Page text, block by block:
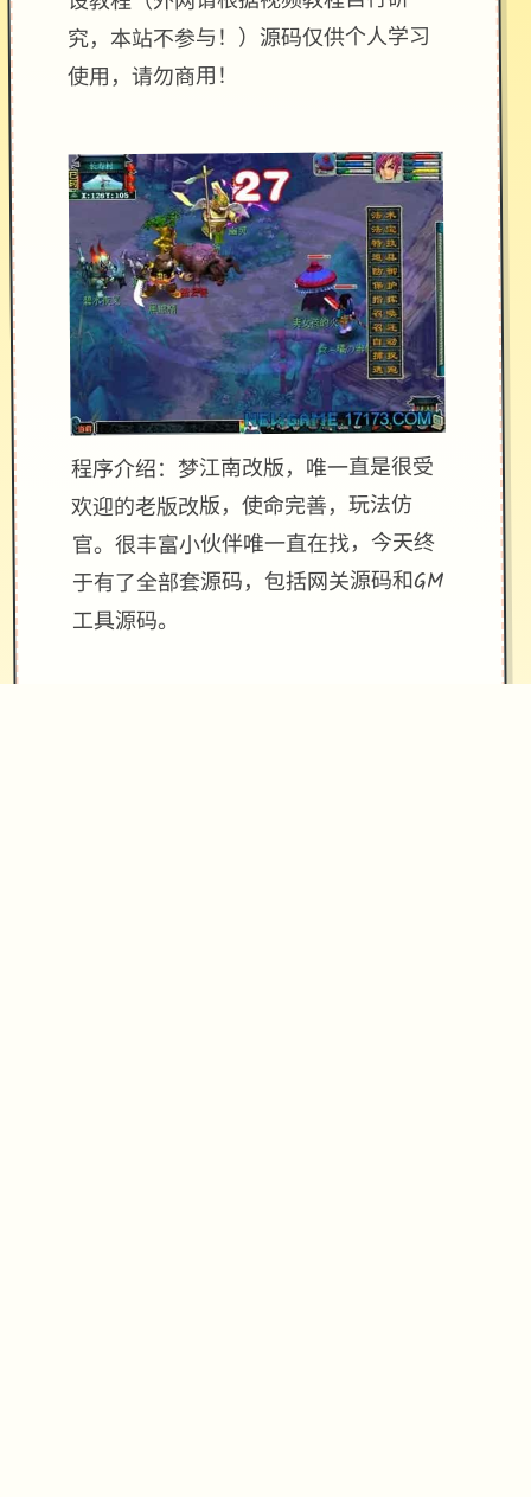
究，本站不参与！）源码仅供个人学习
使用，请勿商用！
程序介绍：梦江南改版，唯一直是很受
欢迎的老版改版，使命完善，玩法仿
官。很丰富小伙伴唯一直在找，今天终
于有了全部套源码，包括网关源码和GM
工具源码。